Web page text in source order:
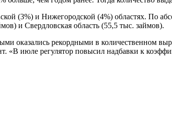
(3%) и Нижегородской (4%) областях. По
и Свердловская область (55,5 тыс. займов).
оказались рекордными в количественном
«В июле регулятор повысил надбавки к